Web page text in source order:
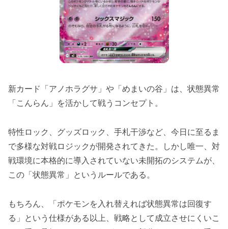
新カード「アノホラグサ」や「めまいの谷」は、状態異常
「こんらん」を活かして戦うコンセプト。
特性ロック、グッズロック、手札干渉など、今日に至るま
で多様な対戦ロジックが開発されてきた。しかし唯一、対
戦環境に本格的に導入されていない未開拓のシステムが、
この「状態異常」というルールである。
もちろん、「ポケモンを入れ替えれば状態異常は回復す
る」という仕様がある以上、戦略として成立させにくいこ